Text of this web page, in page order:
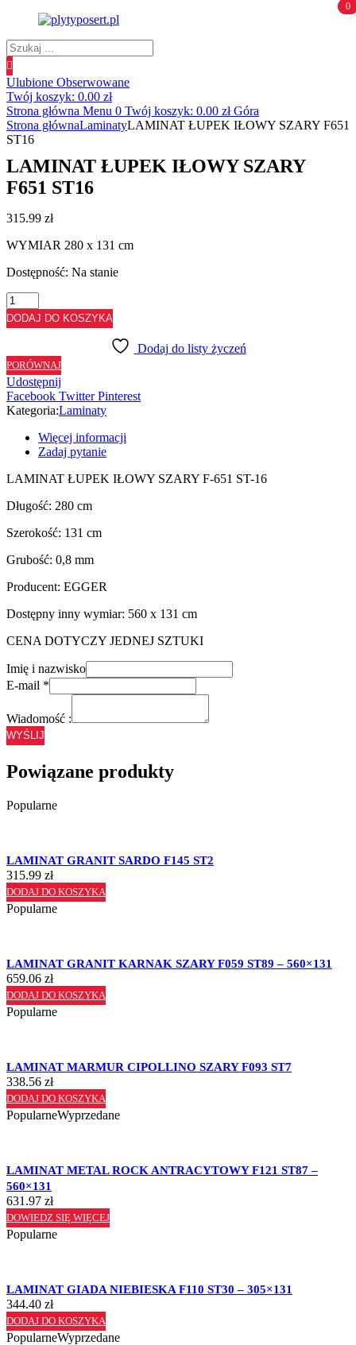
Wyszukiwanie
produktów
0
Ulubione Obserwowane
0
Twój koszyk: 0.00 zł
Strona główna Menu 0 Twój koszyk: 0.00 zł Góra
Strona głównaLaminatyLAMINAT ŁUPEK IŁOWY SZARY F651
ST16
LAMINAT ŁUPEK IŁOWY SZARY
F651 ST16
315.99 zł
WYMIAR 280 x 131 cm
Dostępność: Na stanie
ilość
LAMINAT
ŁUPEK
SZARY
F651
ST16
DODAJ DO KOSZYKA
Dodaj do listy życzeń
PORÓWNAJ
Udostępnij
Facebook Twitter Pinterest
Kategoria:Laminaty
Więcej informacji
Zadaj pytanie
LAMINAT ŁUPEK IŁOWY SZARY F-651 ST-16
Długość: 280 cm
Szerokość: 131 cm
Grubość: 0,8 mm
Producent: EGGER
Dostępny inny wymiar: 560 x 131 cm
CENA DOTYCZY JEDNEJ SZTUKI
Imię i nazwisko
E-mail *
Wiadomość :
WYŚLIJ
Powiązane produkty
Popularne
LAMINAT GRANIT SARDO F145 ST2
315.99 zł
DODAJ DO KOSZYKA
Popularne
LAMINAT GRANIT KARNAK SZARY F059 ST89 – 560×131
659.06 zł
DODAJ DO KOSZYKA
Popularne
LAMINAT MARMUR CIPOLLINO SZARY F093 ST7
338.56 zł
DODAJ DO KOSZYKA
PopularneWyprzedane
LAMINAT METAL ROCK ANTRACYTOWY F121 ST87 –
560×131
631.97 zł
DOWIEDZ SIĘ WIĘCEJ
Popularne
LAMINAT GIADA NIEBIESKA F110 ST30 – 305×131
344.40 zł
DODAJ DO KOSZYKA
PopularneWyprzedane